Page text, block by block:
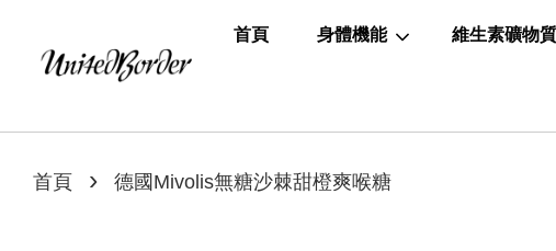
首頁 身體機能 維生素礦物質
首頁 › 德國Mivolis無糖沙棘甜橙爽喉糖